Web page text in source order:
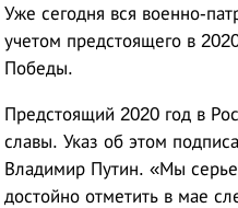
Уже сегодня вся военно-
учетом предстоящего в
Победы.
Предстоящий 2020 год в
славы. Указ об этом
Владимир Путин. «Мы
достойно отметить в мае